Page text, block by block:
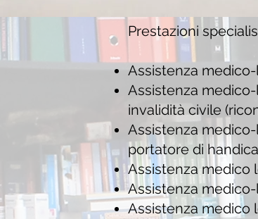
Prestazioni
Assistenza
Assistenza
invalidità civile
Assistenza
portatore di
Assistenza medico
Assistenza
Assistenza medico